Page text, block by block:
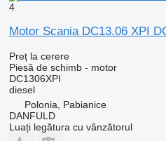
4
Motor Scania DC13.06 XPI
Preț la cerere
Piesă de schimb - motor
DC1306XPI
diesel
Polonia, Pabianice
DANFULD
Luați legătura cu vânzătorul